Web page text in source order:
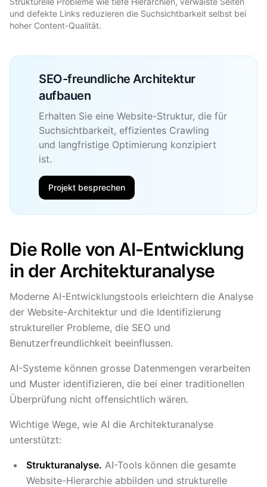
und defekte Links reduzieren die Suchsichtbarkeit selbst bei
hoher Content-Qualität.
SEO-freundliche Architektur
aufbauen
Erhalten Sie eine Website-Struktur, die für
Suchsichtbarkeit, effizientes Crawling
und langfristige Optimierung konzipiert
ist.
Projekt besprechen
Die Rolle von AI-Entwicklung
in der Architekturanalyse
Moderne AI-Entwicklungstools erleichtern die Analyse
der Website-Architektur und die Identifizierung
struktureller Probleme, die SEO und
Benutzerfreundlichkeit beeinflussen.
AI-Systeme können grosse Datenmengen verarbeiten
und Muster identifizieren, die bei einer traditionellen
Überprüfung nicht offensichtlich wären.
Wichtige Wege, wie AI die Architekturanalyse
unterstützt:
Strukturanalyse. AI-Tools können die gesamte
Website-Hierarchie abbilden und strukturelle